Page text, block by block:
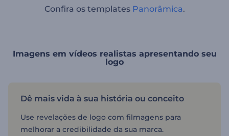
Confira os templates Panorâmica.
Imagens em vídeos realistas apresentando seu
logo
Dê mais vida à sua história ou conceito
Use revelações de logo com filmagens para
melhorar a credibilidade da sua marca.